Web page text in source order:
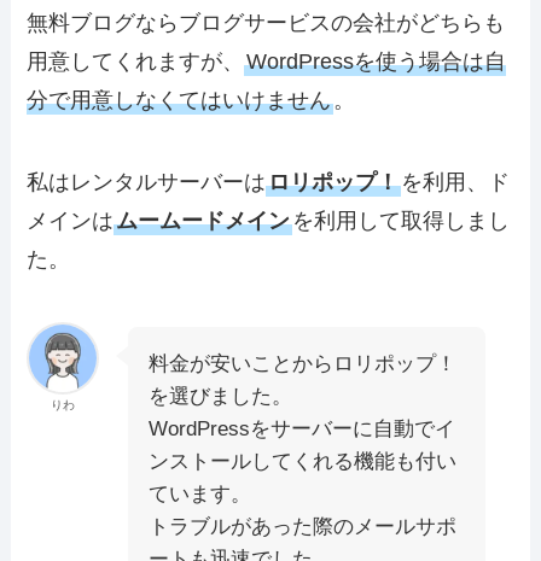
無料ブログならブログサービスの会社がどちらも
用意してくれますが、WordPressを使う場合は自
分で用意しなくてはいけません。
私はレンタルサーバーはロリポップ！を利用、ド
メインはムームードメインを利用して取得しまし
た。
りわ
料金が安いことからロリポップ！
を選びました。
WordPressをサーバーに自動でイ
ンストールしてくれる機能も付い
ています。
トラブルがあった際のメールサポ